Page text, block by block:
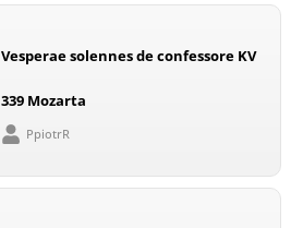
Vesperae solennes de confessore KV
339 Mozarta
PpiotrR